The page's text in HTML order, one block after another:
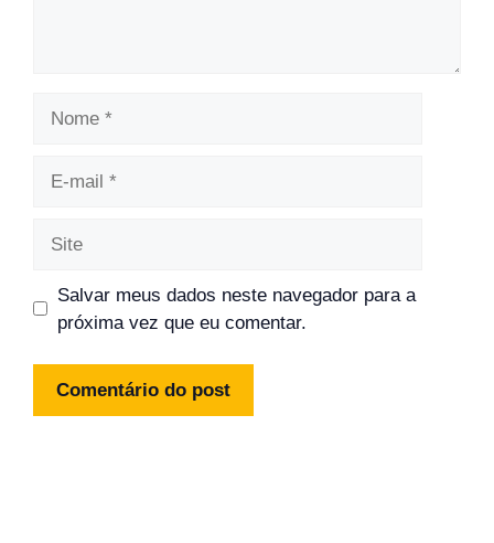
Salvar meus dados neste navegador para a
próxima vez que eu comentar.